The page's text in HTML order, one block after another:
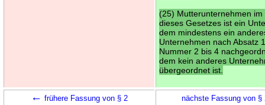
(25) Mutterunternehmen im
dieses Gesetzes ist ein
dem mindestens ein
Unternehmen nach Absatz
Nummer 2 bis 4
dem kein anderes
übergeordnet ist.
← frühere Fassung von § 2
nächste Fassung von